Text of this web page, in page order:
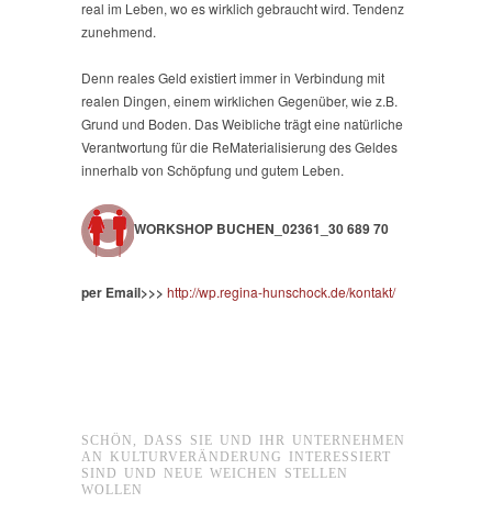
real im Leben, wo es wirklich gebraucht wird. Tendenz
zunehmend.
Denn reales Geld existiert immer in Verbindung mit
realen Dingen, einem wirklichen Gegenüber, wie z.B.
Grund und Boden. Das Weibliche trägt eine natürliche
Verantwortung für die ReMaterialisierung des Geldes
innerhalb von Schöpfung und gutem Leben.
WORKSHOP BUCHEN_02361_30 689 70
per Email>>> http://wp.regina-hunschock.de/kontakt/
SCHÖN, DASS SIE UND IHR UNTERNEHMEN
AN KULTURVERÄNDERUNG INTERESSIERT
SIND UND NEUE WEICHEN STELLEN
WOLLEN